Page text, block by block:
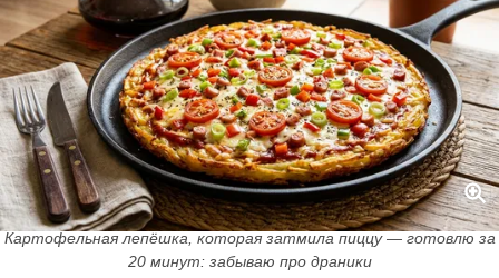
Картофельная лепёшка, которая затмила пиццу — готовлю за
20 минут: забываю про драники